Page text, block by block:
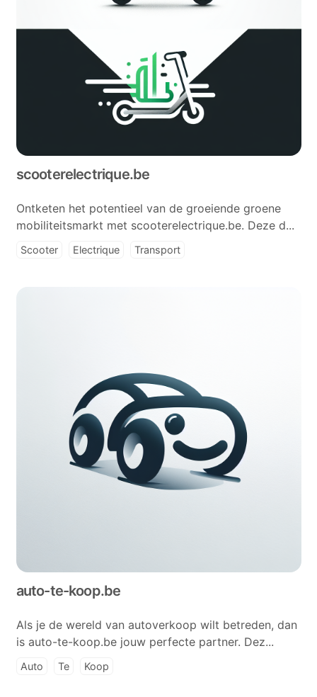
scooterelectrique.be
Ontketen het potentieel van de groeiende groene
mobiliteitsmarkt met scooterelectrique.be. Deze d...
Scooter Electrique Transport
auto-te-koop.be
Als je de wereld van autoverkoop wilt betreden, dan
is auto-te-koop.be jouw perfecte partner. Dez...
Auto Te Koop